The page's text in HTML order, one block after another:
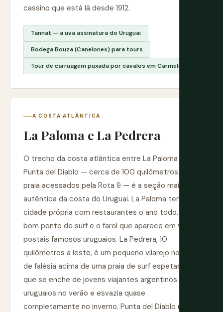
cassino que está lá desde 1912.
Tannat — a uva assinatura do Uruguai
Bodega Bouza (Canelones) para tours
Tour de carruagem puxada por cavalos em Carmelo
A COSTA ATLÂNTICA
La Paloma e La Pedrera
O trecho da costa atlântica entre La Paloma e
Punta del Diablo — cerca de 100 quilômetros de
praia acessados pela Rota 9 — é a seção mais
autêntica da costa do Uruguai. La Paloma tem uma
cidade própria com restaurantes o ano todo, um
bom ponto de surf e o farol que aparece em vários
postais famosos uruguaios. La Pedrera, 10
quilômetros a leste, é um pequeno vilarejo no topo
de falésia acima de uma praia de surf espetacular
que se enche de jovens viajantes argentinos e
uruguaios no verão e esvazia quase
completamente no inverno. Punta del Diablo na